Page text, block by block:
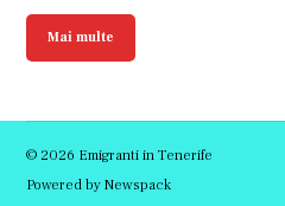
Mai multe
© 2026 Emigranti in Tenerife
Powered by Newspack